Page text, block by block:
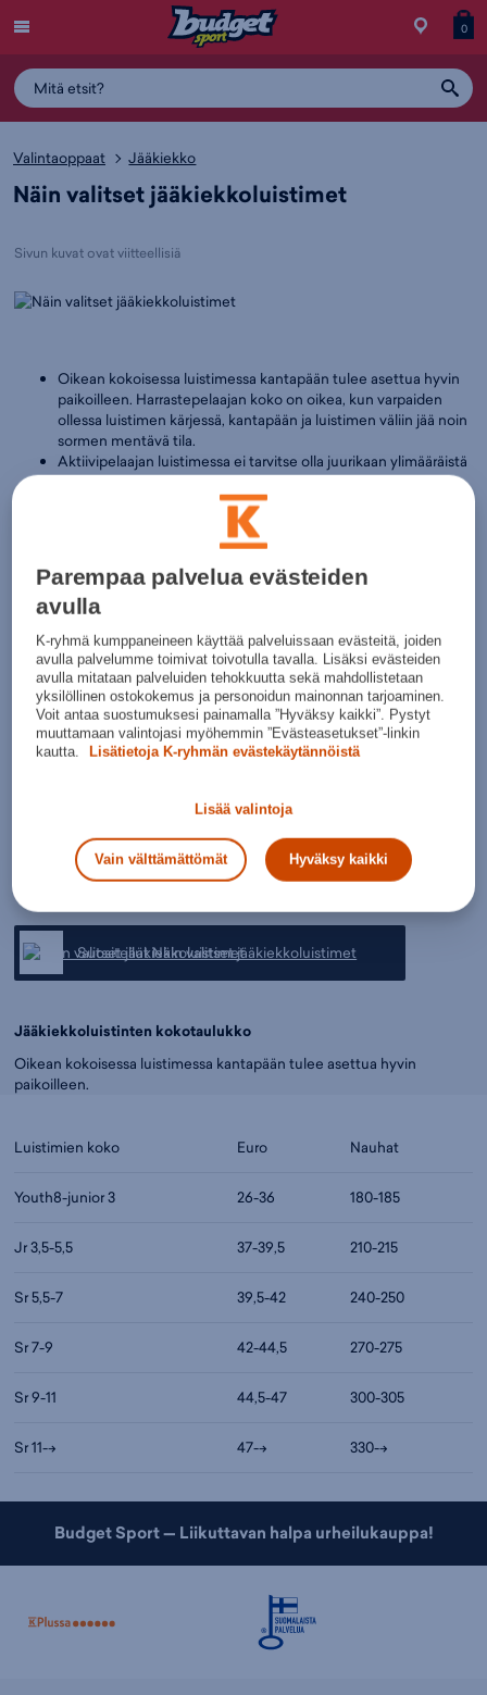
Siirry
0
Valintaoppaat Jääkiekko
Näin valitset jääkiekkoluistimet
Sivun kuvat ovat viitteellisiä
Oikean kokoisessa luistimessa kantapään tulee asettua hyvin
paikoilleen. Harrastepelaajan koko on oikea, kun varpaiden
ollessa luistimen kärjessä, kantapään ja luistimen väliin jää noin
sormen mentävä tila.
Aktiivipelaajan luistimessa ei tarvitse olla juurikaan ylimääräistä
tilaa.
Luistimissa käytetyt materiaalit vaikuttavat niiden hintaan.
Aktiivipelaajan valinta on hieman jäykempi luistin.
Harrastepelaajille sekä etenkin lapsille soveltuvat edullisemmat
ja jäykkyydeltään löysemmät luistimet.
Luistimissa käytetään kolmea eri lestiä: D-lesti kapein, E-lesti
normaali ja EE-lesti levein.
Katso kaikkijääkiekkoluistimetja kokojääkiekkovalikoima
Lue myös:
Näin valitset jääkiekkokypärän
Näin valitset jääkiekkohanskat
CCM luistimet kokotaulukko
Tutustu jääkiekkoluistinvalikoimaan
Suositellut Näin valitset jääkiekkoluistimet
Jääkiekkoluistinten kokotaulukko
Oikean kokoisessa luistimessa kantapään tulee asettua hyvin
paikoilleen.
Luistimien koko Euro Nauhat
Youth8-junior 3 26-36 180-185
Jr 3,5-5,5 37-39,5 210-215
Sr 5,5-7 39,5-42 240-250
Sr 7-9 42-44,5 270-275
Sr 9-11 44,5-47 300-305
Sr 11--> 47--> 330-->
Budget Sport — Liikuttavan halpa urheilukauppa!
Parempaa palvelua evästeiden
avulla
K-ryhmä kumppaneineen käyttää palveluissaan evästeitä, joiden
avulla palvelumme toimivat toivotulla tavalla. Lisäksi evästeiden
avulla mitataan palveluiden tehokkuutta sekä mahdollistetaan
yksilöllinen ostokokemus ja personoidun mainonnan tarjoaminen.
Voit antaa suostumuksesi painamalla ”Hyväksy kaikki”. Pystyt
muuttamaan valintojasi myöhemmin ”Evästeasetukset”-linkin
kautta.
Lisätietoja K-ryhmän evästekäytännöistä
Lisää valintoja
Vain välttämättömät Hyväksy kaikki